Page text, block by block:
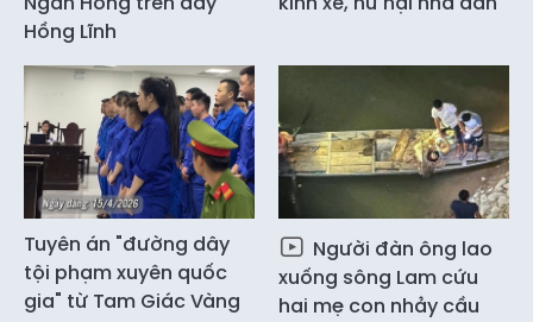
Hồng Lĩnh
Tuyên án "đường dây
tội phạm xuyên quốc
gia" từ Tam Giác Vàng
Người đàn ông lao
xuống sông Lam cứu
hai mẹ con nhảy cầu